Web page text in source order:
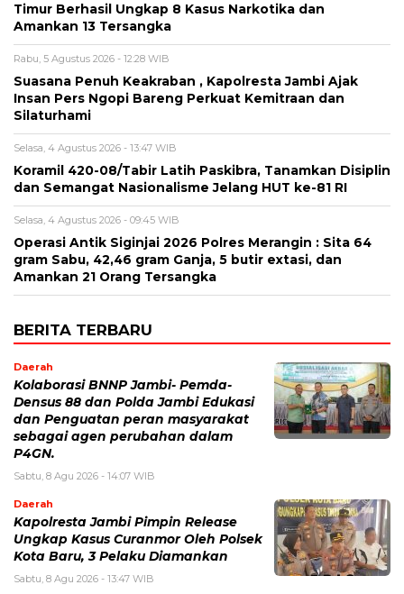
Timur Berhasil Ungkap 8 Kasus Narkotika dan
Amankan 13 Tersangka
Rabu, 5 Agustus 2026 - 12:28 WIB
Suasana Penuh Keakraban , Kapolresta Jambi Ajak
Insan Pers Ngopi Bareng Perkuat Kemitraan dan
Silaturhami
Selasa, 4 Agustus 2026 - 13:47 WIB
Koramil 420-08/Tabir Latih Paskibra, Tanamkan Disiplin
dan Semangat Nasionalisme Jelang HUT ke-81 RI
Selasa, 4 Agustus 2026 - 09:45 WIB
Operasi Antik Siginjai 2026 Polres Merangin : Sita 64
gram Sabu, 42,46 gram Ganja, 5 butir extasi, dan
Amankan 21 Orang Tersangka
BERITA TERBARU
Daerah
Kolaborasi BNNP Jambi- Pemda-
Densus 88 dan Polda Jambi Edukasi
dan Penguatan peran masyarakat
sebagai agen perubahan dalam
P4GN.
Sabtu, 8 Agu 2026 - 14:07 WIB
Daerah
Kapolresta Jambi Pimpin Release
Ungkap Kasus Curanmor Oleh Polsek
Kota Baru, 3 Pelaku Diamankan
Sabtu, 8 Agu 2026 - 13:47 WIB